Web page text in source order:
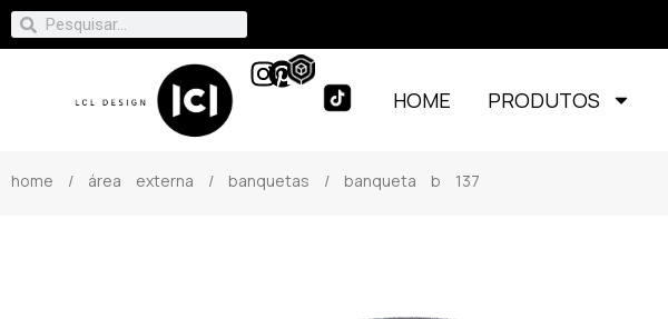
HOME PRODUTOS
home / área externa / banquetas / banqueta b 137